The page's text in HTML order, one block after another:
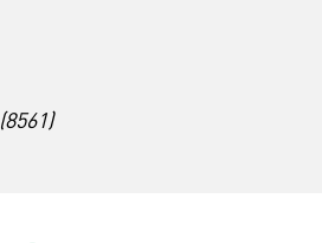
(8561)